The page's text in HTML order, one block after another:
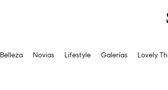
Belleza Novias Lifestyle Galerías Lovely